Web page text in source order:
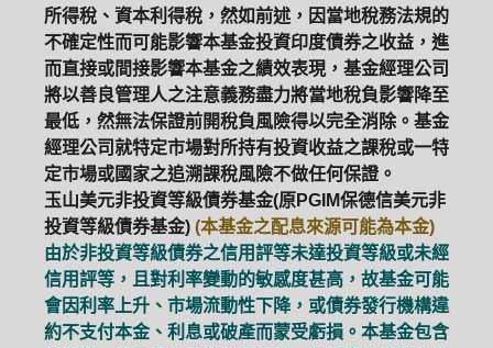
所得稅、資本利得稅，然如前述，因當地稅務法規的
不確定性而可能影響本基金投資印度債券之收益，進
而直接或間接影響本基金之績效表現，基金經理公司
將以善良管理人之注意義務盡力將當地稅負影響降至
最低，然無法保證前開稅負風險得以完全消除。基金
經理公司就特定市場對所持有投資收益之課稅或一特
定市場或國家之追溯課稅風險不做任何保證。
玉山美元非投資等級債券基金(原PGIM保德信美元非
投資等級債券基金) (本基金之配息來源可能為本金)
由於非投資等級債券之信用評等未達投資等級或未經
信用評等，且對利率變動的敏感度甚高，故基金可能
會因利率上升、市場流動性下降，或債券發行機構違
約不支付本金、利息或破產而蒙受虧損。本基金包含